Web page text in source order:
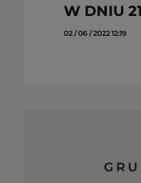
W DNIU
02 / 06 / 2022 12:19